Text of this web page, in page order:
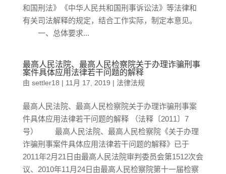
和国刑法》《中华人民共和国刑事诉讼法》等法律和
有关司法解释的规定，结合工作实际，制定本意见。
一、总体要求...
最高人民法院、最高人民检察院关于办理诈骗刑事
案件具体应用法律若干问题的解释
由 settler18 | 11月 17, 2019 | 法律法规
最高人民法院、最高人民检察院关于办理诈骗刑事案
件具体应用法律若干问题的解释 （法释〔2011〕7
号） 最高人民法院、最高人民检察院《关于办理
诈骗刑事案件具体应用法律若干问题的解释》已于
2011年2月21日由最高人民法院审判委员会第1512次会
议、2010年11月24日由最高人民检察院第十一届检察